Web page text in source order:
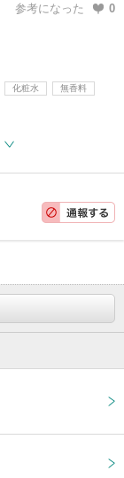
参考になった 0
化粧水 無香料